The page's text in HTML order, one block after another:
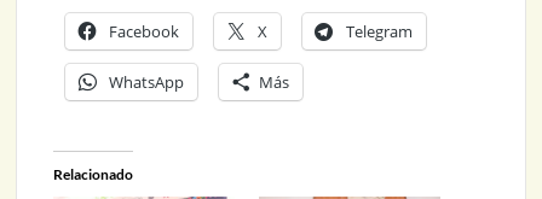
Facebook X Telegram
WhatsApp Más
Relacionado